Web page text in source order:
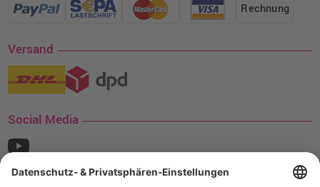
Rechnung
Versand
Social Media
¹ Nur gültig für den Versand innerhalb Deutschlands. Befindet sich ein Warenwert